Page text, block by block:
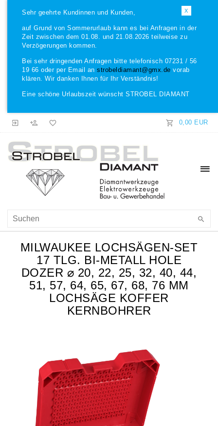
X
Sehr geehrte Kundinnen und Kunden,
auf Grund von Sommerurlaub kann es bei Anfragen in der
Zeit zwischen dem 01.08. und 21.08.2026 teilweise zu
Verzögerungen kommen.
Bei sehr dringenden Anfragen bitte telefonisch 07231 / 56
19 66 oder per Email an strobeldiamant@gmx.de vorab
klären. Wir danken Ihnen für Ihr Verständnis!
Eine schöne Urlaubszeit wünscht STROBEL DIAMANT
0,00 EUR
MILWAUKEE LOCHSÄGEN-SET
17 TLG. BI-METALL HOLE
DOZER ⌀ 20, 22, 25, 32, 40, 44,
51, 57, 64, 65, 67, 68, 76 MM
LOCHSÄGE KOFFER
KERNBOHRER